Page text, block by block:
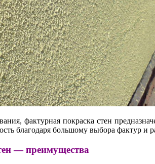
фактурная покраска стен
благодаря большому выбора фактур и
— преимущества